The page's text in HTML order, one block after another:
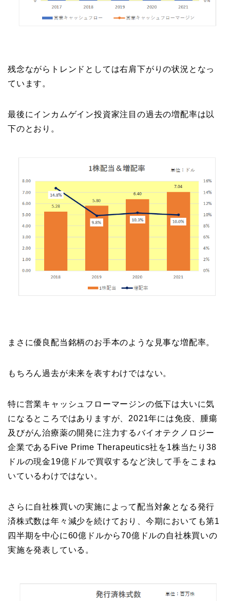
残念ながらトレンドとしては右肩下がりの状況となっ
ています。
最後にインカムゲイン投資家注目の過去の増配率は以
下のとおり。
まさに優良配当銘柄のお手本のような見事な増配率。
もちろん過去が未来を表すわけではない。
特に営業キャッシュフローマージンの低下は大いに気
になるところではありますが、2021年には免疫、腫瘍
及びがん治療薬の開発に注力するバイオテクノロジー
企業であるFive Prime Therapeutics社を1株当たり38
ドルの現金19億ドルで買収するなど決して手をこまね
いているわけではない。
さらに自社株買いの実施によって配当対象となる発行
済株式数は年々減少を続けており、今期においても第1
四半期を中心に60億ドルから70億ドルの自社株買いの
実施を発表している。